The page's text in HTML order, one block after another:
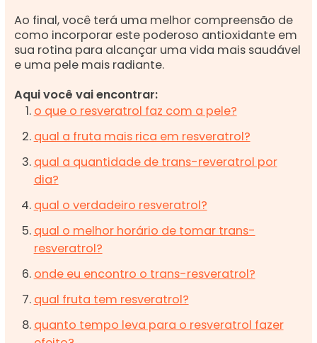
Ao final, você terá uma melhor compreensão de
como incorporar este poderoso antioxidante em
sua rotina para alcançar uma vida mais saudável
e uma pele mais radiante.
Aqui você vai encontrar:
o que o resveratrol faz com a pele?
qual a fruta mais rica em resveratrol?
qual a quantidade de trans-reveratrol por
dia?
qual o verdadeiro resveratrol?
qual o melhor horário de tomar trans-
resveratrol?
onde eu encontro o trans-resveratrol?
qual fruta tem resveratrol?
quanto tempo leva para o resveratrol fazer